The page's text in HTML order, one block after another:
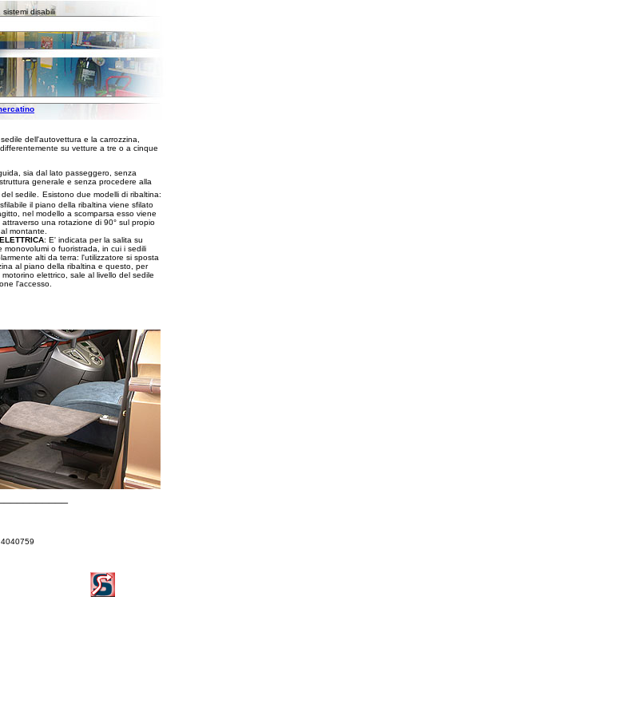
disabili
dell'autovettura e la carrozzina,
su vetture a tre o a cinque
sia dal lato passeggero, senza
generale e senza procedere alla
sedile.
Esistono due modelli di ribaltina:
il piano della ribaltina viene sfilato
nel modello a scomparsa esso viene
una rotazione di 90° sul propio
montante.
: E' indicata per la salita su
monovolumi o fuoristrada, in cui i sedili
alti da terra: l'utilizzatore si sposta
al piano della ribaltina e questo, per
elettrico, sale al livello del sedile
l'accesso.